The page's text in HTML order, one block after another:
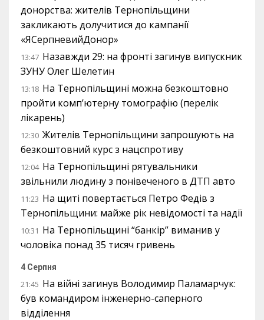
донорства: жителів Тернопільщини
закликають долучитися до кампанії
«ЯСерпневийДонор»
13:47 Назавжди 29: на фронті загинув випускник
ЗУНУ Олег Шелетин
13:18 На Тернопільщині можна безкоштовно
пройти комп’ютерну томографію (перелік
лікарень)
12:30 Жителів Тернопільщини запрошують на
безкоштовний курс з нацспротиву
12:04 На Тернопільщині рятувальники
звільнили людину з понівеченого в ДТП авто
11:23 На щиті повертається Петро Федів з
Тернопільщини: майже рік невідомості та надії
10:31 На Тернопільщині “банкір” виманив у
чоловіка понад 35 тисяч гривень
4 Серпня
21:45 На війні загинув Володимир Паламарчук:
був командиром інженерно-саперного
відділення